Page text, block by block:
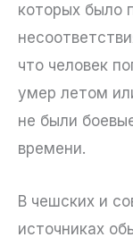
которых было
что человек
умер летом
не были
времени.
В чешских и
источниках